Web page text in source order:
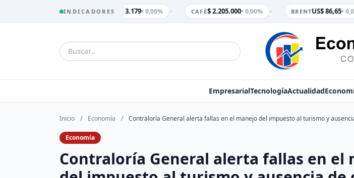
INDICADORES
TRM $ 3.179• 0,00% CAFÉ $ 2.205.000• 0,00% BRENTUS$ 86,65•
EmpresarialTecnologíaActualidad
Inicio / Economía / Contraloría General alerta fallas en el manejo del impuesto al turismo y
Economía
Contraloría General alerta fallas en el